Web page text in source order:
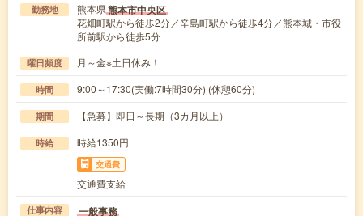
勤務地 熊本県熊本市中央区
花畑町駅から徒歩2分／辛島町駅から徒歩4分／熊本城・市役
所前駅から徒歩5分
曜日頻度 月～金※土日休み！
時間 9:00～17:30(実働:7時間30分) (休憩60分)
期間 【急募】即日～長期（3カ月以上）
時給 時給1350円
交通費
交通費支給
仕事内容 一般事務